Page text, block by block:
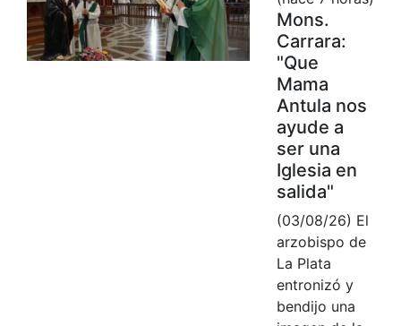
Mons.
Carrara:
"Que
Mama
Antula nos
ayude a
ser una
Iglesia en
salida"
(03/08/26) El
arzobispo de
La Plata
entronizó y
bendijo una